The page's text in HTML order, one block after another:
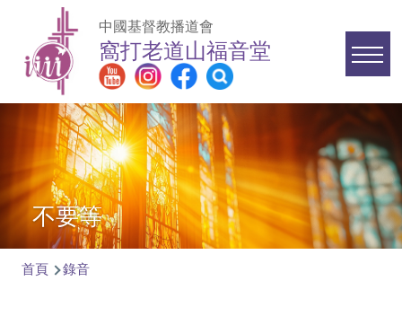
移至主內容
中國基督教播道會
窩打老道山福音堂
Main
navigation
不要等
首頁 錄音